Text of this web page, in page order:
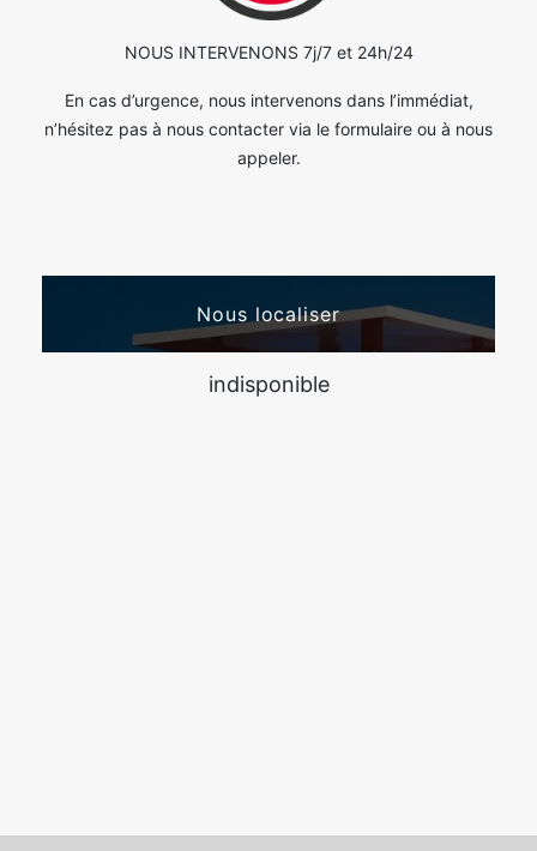
NOUS INTERVENONS 7j/7 et 24h/24
En cas d’urgence, nous intervenons dans l’immédiat,
n’hésitez pas à nous contacter via le formulaire ou à nous
appeler.
Nous localiser
indisponible